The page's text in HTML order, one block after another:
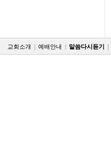
교회소개 예배안내 말씀다시듣기